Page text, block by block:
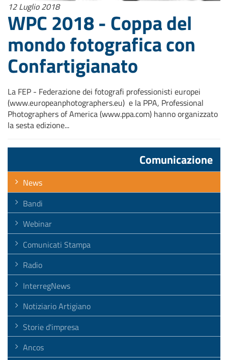
12 Luglio 2018
WPC 2018 - Coppa del
mondo fotografica con
Confartigianato
La FEP - Federazione dei fotografi professionisti europei
(www.europeanphotographers.eu) e la PPA, Professional
Photographers of America (www.ppa.com) hanno organizzato
la sesta edizione...
Comunicazione
News
Bandi
Webinar
Comunicati Stampa
Radio
InterregNews
Notiziario Artigiano
Storie d'impresa
Ancos